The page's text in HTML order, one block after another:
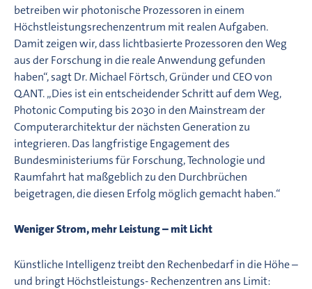
betreiben wir photonische Prozessoren in einem
Höchstleistungsrechenzentrum mit realen Aufgaben.
Damit zeigen wir, dass lichtbasierte Prozessoren den Weg
aus der Forschung in die reale Anwendung gefunden
haben“, sagt Dr. Michael Förtsch, Gründer und CEO von
Q.ANT. „Dies ist ein entscheidender Schritt auf dem Weg,
Photonic Computing bis 2030 in den Mainstream der
Computerarchitektur der nächsten Generation zu
integrieren. Das langfristige Engagement des
Bundesministeriums für Forschung, Technologie und
Raumfahrt hat maßgeblich zu den Durchbrüchen
beigetragen, die diesen Erfolg möglich gemacht haben.“
Weniger Strom, mehr Leistung – mit Licht
Künstliche Intelligenz treibt den Rechenbedarf in die Höhe –
und bringt Höchstleistungs- Rechenzentren ans Limit: